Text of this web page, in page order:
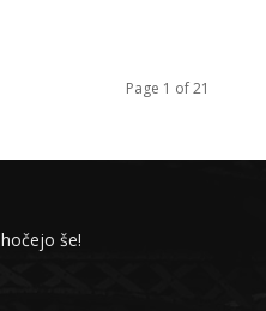
Page 1 of 21
še!